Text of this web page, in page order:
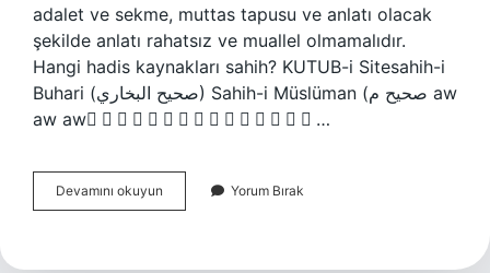
adalet ve sekme, muttas tapusu ve anlatı olacak
şekilde anlatı rahatsız ve muallel olmamalıdır.
Hangi hadis kaynakları sahih? KUTUB-i Sitesahih-i
Buhari (صحيح البخاري) Sahih-i Müslüman (صحيح م aw
aw aw ُ ُ ُ ُ ُ ُ ُ ُ ُ ُ ُ ُ ُ ُ ُ…
Devamını okuyun
Hadis
Yorum Bırak